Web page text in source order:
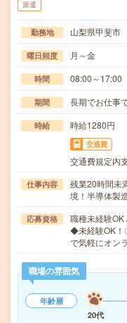
派遣
勤務地 山梨県甲斐市
曜日頻度 月～金
時間 08:00～17:00
期間 長期でお仕事
時給 時給1280円
交通費
交通費規定内
仕事内容
残業20時間未
境！半導体製
応募資格
職種未経験OK
◆未経験OK！
で気軽にオン
職場の雰囲気
年齢層
20代